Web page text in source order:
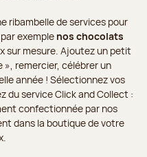
ribambelle de services pour
exemple nos chocolats
sur mesure. Ajoutez un petit
», remercier, célébrer un
année ! Sélectionnez vos
service Click and Collect :
confectionnée par nos
dans la boutique de votre